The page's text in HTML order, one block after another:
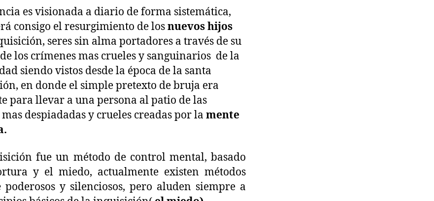
es visionada a diario de forma sistemática,
consigo el resurgimiento de losnuevos hijos
seres sin alma portadores a través de su
los crímenes mas crueles y sanguinarios de la
siendo vistos desde la época de la santa
en donde el simple pretexto de bruja era
para llevar a una persona al patio de las
despiadadas y crueles creadas por la mente
fue un método de control mental, basado
y el miedo, actualmente existen métodos
poderosos y silenciosos, pero aluden siempre a